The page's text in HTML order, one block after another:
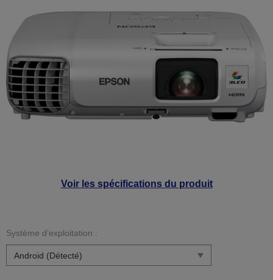
Voir les spécifications du produit
Système d’exploitation :